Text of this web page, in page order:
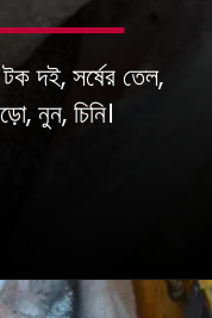
টক দই, সর্ষের তেল,
নুন, চিনি।